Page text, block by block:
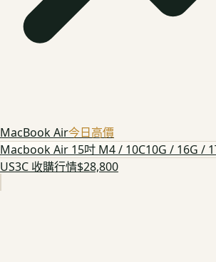
MacBook Air今日高價
Macbook Air 15吋 M4 / 10C10G / 16G /
US3C 收購行情$28,800